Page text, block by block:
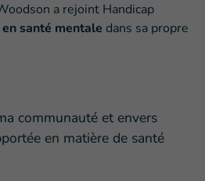
a rejoint Handicap
santé mentale dans sa propre
communauté et envers
en matière de santé